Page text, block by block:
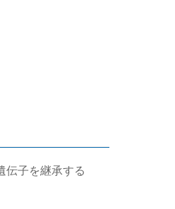
伝子を継承する